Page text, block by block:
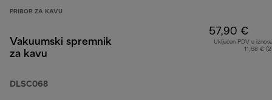
PRIBOR ZA KAVU
Vakuumski spremnik
za kavu
DLSC068
57,90 €
Uključen PDV u
11,58 €